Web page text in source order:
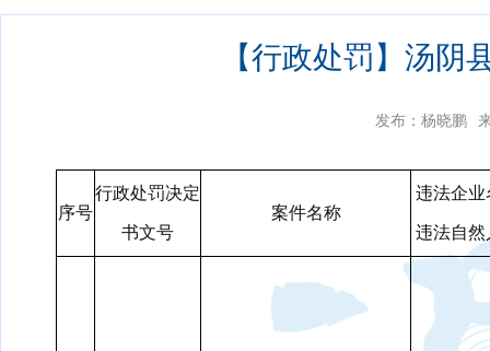
【行政处罚】汤
发布：杨晓鹏
序号
行政处罚决定
书文号
案件名称
违法企业
违法自然